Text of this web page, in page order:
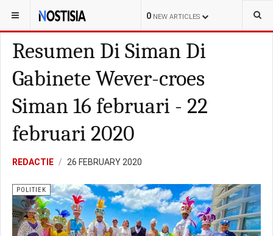
0 NEW ARTICLES
YOU ARE HERE: ARUBA
Resumen Di Siman Di
Gabinete Wever-croes
Siman 16 februari - 22
februari 2020
REDACTIE 26 FEBRUARY 2020
POLITIEK